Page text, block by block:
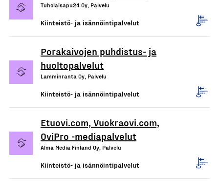
Tuholaisapu24 Oy, Palvelu
Kiinteistö- ja isännöintipalvelut
Porakaivojen puhdistus- ja
huoltopalvelut
Lamminranta Oy, Palvelu
Kiinteistö- ja isännöintipalvelut
Etuovi.com, Vuokraovi.com,
OviPro -mediapalvelut
Alma Media Finland Oy, Palvelu
Kiinteistö- ja isännöintipalvelut